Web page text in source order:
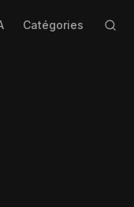
Catégories